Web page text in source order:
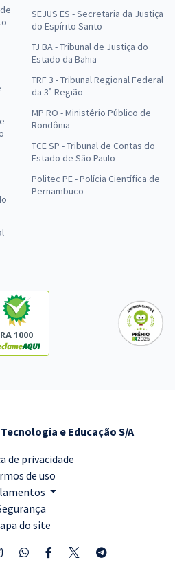
SEJUS ES - Secretaria da Justiça
do Espírito Santo
TJ BA - Tribunal de Justiça do
Estado da Bahia
TRF 3 - Tribunal Regional Federal
da 3ª Região
MP RO - Ministério Público de
Rondônia
TCE SP - Tribunal de Contas do
Estado de São Paulo
Politec PE - Polícia Científica de
Pernambuco
RA 1000
e Educação S/A
de privacidade
de uso
do site